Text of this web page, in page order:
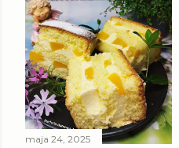
maja 24, 2025